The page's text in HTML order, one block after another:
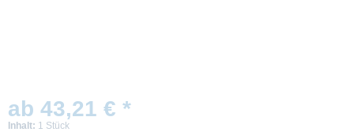
ab 43,21 € *
Inhalt: 1 Stück